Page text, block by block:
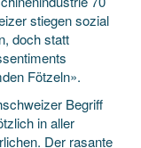
stiegen sozial
doch statt
Fötzeln».
Begriff
in aller
Der rasante